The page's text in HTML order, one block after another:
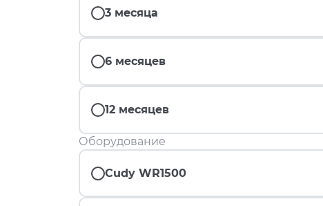
3 месяца
6 месяцев
12 месяцев
Оборудование
Cudy WR1500